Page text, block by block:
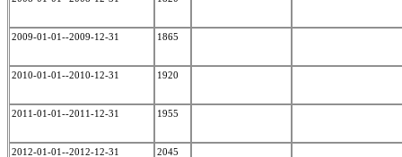
2009-01-01--2009-12-31 1865
2010-01-01--2010-12-31 1920
2011-01-01--2011-12-31 1955
2012-01-01--2012-12-31 2045